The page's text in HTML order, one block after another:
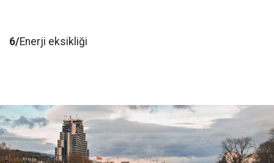
6/Enerji eksikliği